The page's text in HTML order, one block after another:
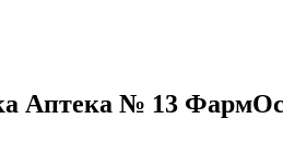
Аптека № 13